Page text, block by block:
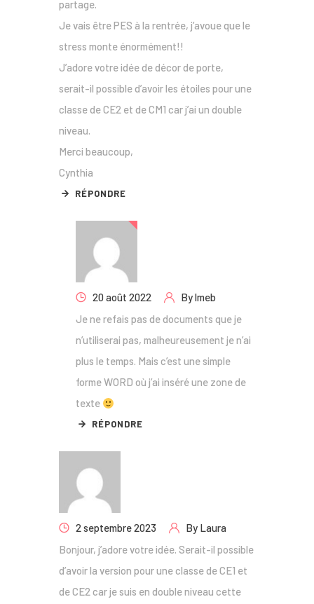
partage.
Je vais être PES à la rentrée, j’avoue que le
stress monte énormément!!
J’adore votre idée de décor de porte,
serait-il possible d’avoir les étoiles pour une
classe de CE2 et de CM1 car j’ai un double
niveau.
Merci beaucoup,
Cynthia
RÉPONDRE
20 août 2022 Bylmeb
Je ne refais pas de documents que je
n’utiliserai pas, malheureusement je n’ai
plus le temps. Mais c’est une simple
forme WORD où j’ai inséré une zone de
texte
RÉPONDRE
2 septembre 2023 By Laura
Bonjour, j’adore votre idée. Serait-il possible
d’avoir la version pour une classe de CE1 et
de CE2 car je suis en double niveau cette